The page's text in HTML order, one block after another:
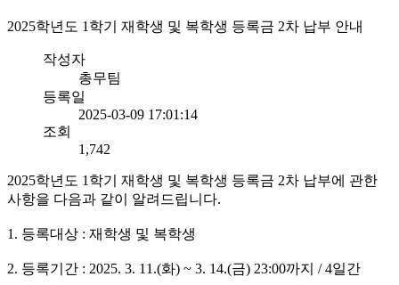
2025학년도 1학기 재학생 및 복학생 등록금 2차 납부 안내
작성자
총무팀
등록일
2025-03-09 17:01:14
조회
1,742
2025학년도 1학기 재학생 및 복학생 등록금 2차 납부에 관한
사항을 다음과 같이 알려드립니다.
1. 등록대상 : 재학생 및 복학생
2. 등록기간 : 2025. 3. 11.(화) ~ 3. 14.(금) 23:00까지 / 4일간